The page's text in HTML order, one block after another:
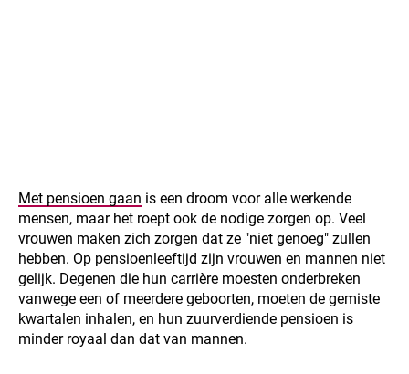
Met pensioen gaan is een droom voor alle werkende
mensen, maar het roept ook de nodige zorgen op. Veel
vrouwen maken zich zorgen dat ze "niet genoeg" zullen
hebben. Op pensioenleeftijd zijn vrouwen en mannen niet
gelijk. Degenen die hun carrière moesten onderbreken
vanwege een of meerdere geboorten, moeten de gemiste
kwartalen inhalen, en hun zuurverdiende pensioen is
minder royaal dan dat van mannen.